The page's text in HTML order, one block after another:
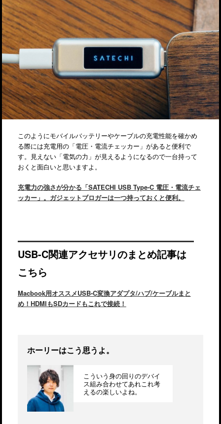
このようにモバイルバッテリーやケーブルの充電性能を確かめ
る際には充電用の「電圧・電流チェッカー」があると便利で
す。見えない「電気の力」が見えるようになるので一台持って
おくと面白いと思いますよ。
充電力の強さが分かる「SATECHI USB Type-C 電圧・電流チェ
ッカー」。ガジェットブロガーは一つ持っておくと便利。
USB-C関連アクセサリのまとめ記事は
こちら
Macbook用オススメUSB-C変換アダプタ/ハブ/ケーブルまと
め！HDMIもSDカードもこれで接続！
ホーリーはこう思うよ。
こういう身の回りのデバイ
ス組み合わせてあれこれ考
えるの楽しいよね。